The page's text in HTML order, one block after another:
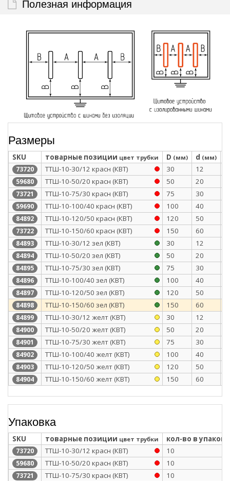
Полезная информация
Размеры
SKU товарные позиции цвет трубки D (мм) d (мм)
73720 ТТШ-10-30/12 красн (КВТ) 30 12
59680 ТТШ-10-50/20 красн (КВТ) 50 20
73721 ТТШ-10-75/30 красн (КВТ) 75 30
59690 ТТШ-10-100/40 красн (КВТ) 100 40
84892 ТТШ-10-120/50 красн (КВТ) 120 50
73722 ТТШ-10-150/60 красн (КВТ) 150 60
84893 ТТШ-10-30/12 зел (КВТ) 30 12
84894 ТТШ-10-50/20 зел (КВТ) 50 20
84895 ТТШ-10-75/30 зел (КВТ) 75 30
84896 ТТШ-10-100/40 зел (КВТ) 100 40
84897 ТТШ-10-120/50 зел (КВТ) 120 50
84898 ТТШ-10-150/60 зел (КВТ) 150 60
84899 ТТШ-10-30/12 желт (КВТ) 30 12
84900 ТТШ-10-50/20 желт (КВТ) 50 20
84901 ТТШ-10-75/30 желт (КВТ) 75 30
84902 ТТШ-10-100/40 желт (КВТ) 100 40
84903 ТТШ-10-120/50 желт (КВТ) 120 50
84904 ТТШ-10-150/60 желт (КВТ) 150 60
Упаковка
SKU товарные позиции цвет трубки кол-во в
73720 ТТШ-10-30/12 красн (КВТ) 10
59680 ТТШ-10-50/20 красн (КВТ) 10
73721 ТТШ-10-75/30 красн (КВТ) 10